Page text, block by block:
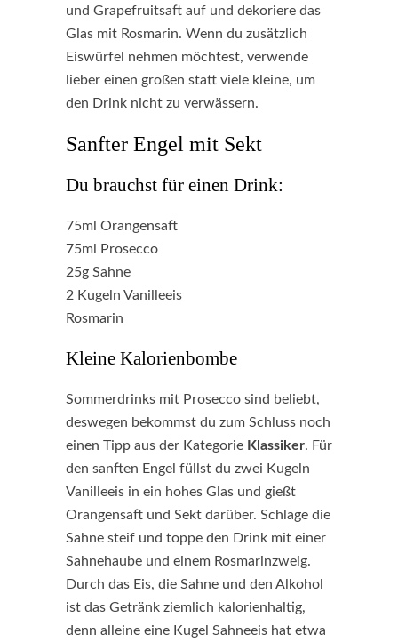
und Grapefruitsaft auf und dekoriere das
Glas mit Rosmarin. Wenn du zusätzlich
Eiswürfel nehmen möchtest, verwende
lieber einen großen statt viele kleine, um
den Drink nicht zu verwässern.
Sanfter Engel mit Sekt
Du brauchst für einen Drink:
75ml Orangensaft
75ml Prosecco
25g Sahne
2 Kugeln Vanilleeis
Rosmarin
Kleine Kalorienbombe
Sommerdrinks mit Prosecco sind beliebt,
deswegen bekommst du zum Schluss noch
einen Tipp aus der Kategorie Klassiker. Für
den sanften Engel füllst du zwei Kugeln
Vanilleeis in ein hohes Glas und gießt
Orangensaft und Sekt darüber. Schlage die
Sahne steif und toppe den Drink mit einer
Sahnehaube und einem Rosmarinzweig.
Durch das Eis, die Sahne und den Alkohol
ist das Getränk ziemlich kalorienhaltig,
denn alleine eine Kugel Sahneeis hat etwa